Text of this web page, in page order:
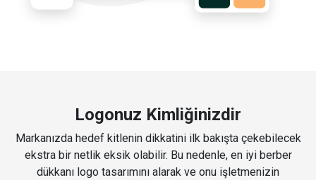
Logonuz Kimliğinizdir
Markanızda hedef kitlenin dikkatini ilk bakışta çekebilecek
ekstra bir netlik eksik olabilir. Bu nedenle, en iyi berber
dükkanı logo tasarımını alarak ve onu işletmenizin